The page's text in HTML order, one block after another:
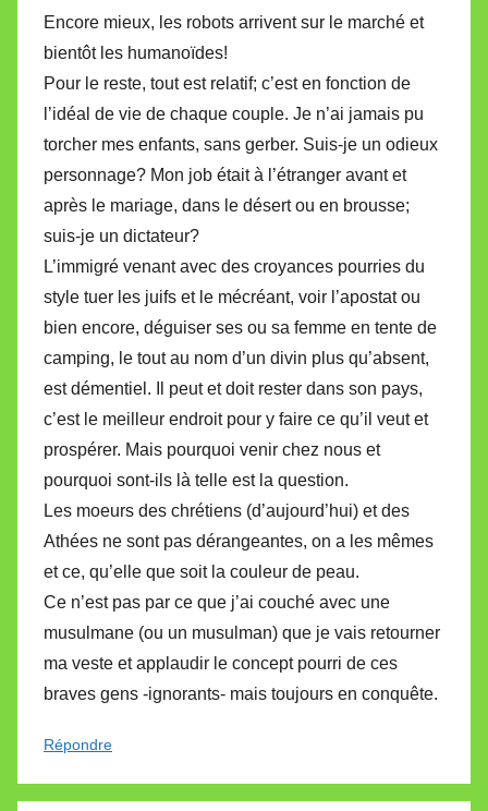
Encore mieux, les robots arrivent sur le marché et
bientôt les humanoïdes!
Pour le reste, tout est relatif; c’est en fonction de
l’idéal de vie de chaque couple. Je n’ai jamais pu
torcher mes enfants, sans gerber. Suis-je un odieux
personnage? Mon job était à l’étranger avant et
après le mariage, dans le désert ou en brousse;
suis-je un dictateur?
L’immigré venant avec des croyances pourries du
style tuer les juifs et le mécréant, voir l’apostat ou
bien encore, déguiser ses ou sa femme en tente de
camping, le tout au nom d’un divin plus qu’absent,
est démentiel. Il peut et doit rester dans son pays,
c’est le meilleur endroit pour y faire ce qu’il veut et
prospérer. Mais pourquoi venir chez nous et
pourquoi sont-ils là telle est la question.
Les moeurs des chrétiens (d’aujourd’hui) et des
Athées ne sont pas dérangeantes, on a les mêmes
et ce, qu’elle que soit la couleur de peau.
Ce n’est pas par ce que j’ai couché avec une
musulmane (ou un musulman) que je vais retourner
ma veste et applaudir le concept pourri de ces
braves gens -ignorants- mais toujours en conquête.
Répondre